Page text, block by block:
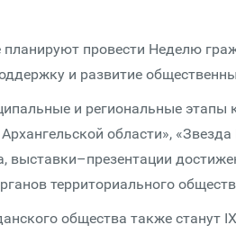
планируют провести Неделю
и развитие
и региональные
области»,
выставки–презентации
территориального
общества также станут